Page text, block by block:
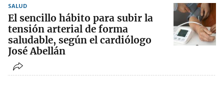
SALUD
El sencillo hábito para subir la
tensión arterial de forma
saludable, según el cardiólogo
José Abellán